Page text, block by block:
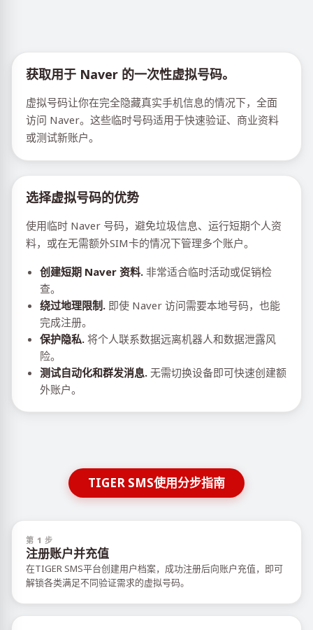
获取用于 Naver 的一次性虚拟号码。
虚拟号码让你在完全隐藏真实手机信息的情况下，全面
访问 Naver。这些临时号码适用于快速验证、商业资料
或测试新账户。
选择虚拟号码的优势
使用临时 Naver 号码，避免垃圾信息、运行短期个人资
料，或在无需额外SIM卡的情况下管理多个账户。
创建短期 Naver 资料. 非常适合临时活动或促销检
查。
绕过地理限制. 即使 Naver 访问需要本地号码，也能
完成注册。
保护隐私. 将个人联系数据远离机器人和数据泄露风
险。
测试自动化和群发消息. 无需切换设备即可快速创建额
外账户。
TIGER SMS使用分步指南
第 1 步
注册账户并充值
在TIGER SMS平台创建用户档案，成功注册后向账户充值，即可
解锁各类满足不同验证需求的虚拟号码。